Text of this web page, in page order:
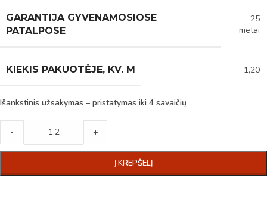
GARANTIJA GYVENAMOSIOSE
PATALPOSE
25
metai
KIEKIS PAKUOTĖJE, KV. M 1,20
Išankstinis užsakymas – pristatymas iki 4 savaičių
- +
Į KREPŠELĮ